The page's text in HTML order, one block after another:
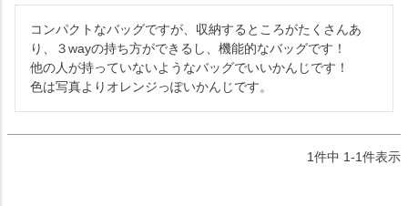
コンパクトなバッグですが、収納するところがたくさんあ
り、３wayの持ち方ができるし、機能的なバッグです！
他の人が持っていないようなバッグでいいかんじです！
色は写真よりオレンジっぽいかんじです。
1件中 1-1件表示